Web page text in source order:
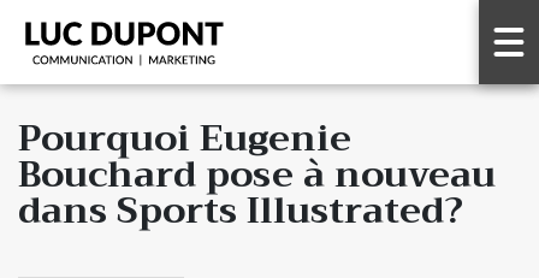
Pourquoi Eugenie
Bouchard pose à nouveau
dans Sports Illustrated?